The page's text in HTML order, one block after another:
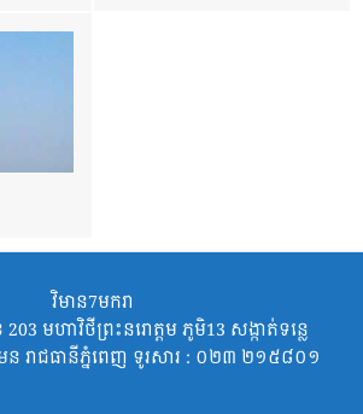
វិមាន7មករា
មហាវិថីព្រះនរោត្តម ភូមិ13 សង្កាត់ទន្លេ
ន រាជធានីភ្នំពេញ ទូរសារ : ០២៣ ២១៥៨០១